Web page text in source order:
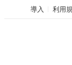
導入 利用